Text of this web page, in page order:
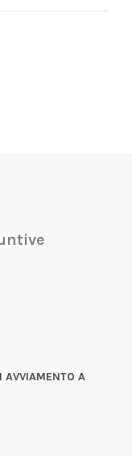
AVVIAMENTO A